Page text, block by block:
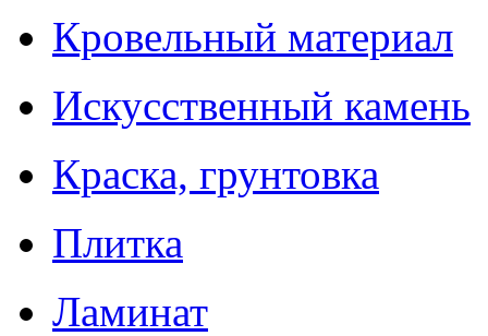
Кровельный материал
Искусственный камень
Краска, грунтовка
Плитка
Ламинат